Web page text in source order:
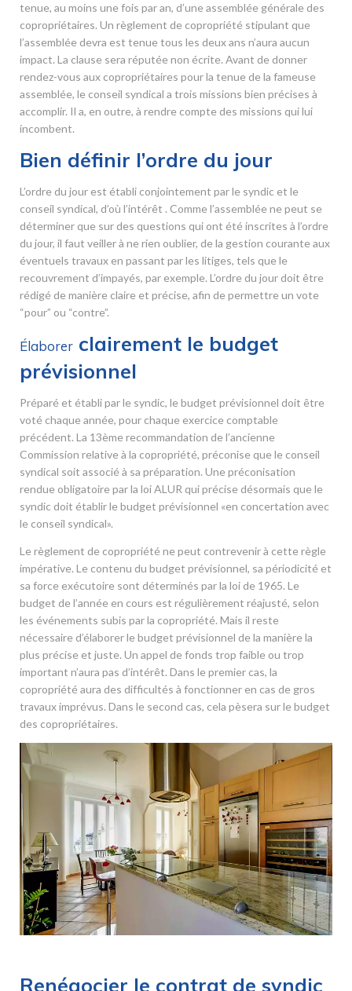
tenue, au moins une fois par an, d’une assemblée générale des
copropriétaires. Un règlement de copropriété stipulant que
l’assemblée devra est tenue tous les deux ans n’aura aucun
impact. La clause sera réputée non écrite. Avant de donner
rendez-vous aux copropriétaires pour la tenue de la fameuse
assemblée, le conseil syndical a trois missions bien précises à
accomplir. Il a, en outre, à rendre compte des missions qui lui
incombent.
Bien définir l’ordre du jour
L’ordre du jour est établi conjointement par le syndic et le
conseil syndical, d’où l’intérêt . Comme l’assemblée ne peut se
déterminer que sur des questions qui ont été inscrites à l’ordre
du jour, il faut veiller à ne rien oublier, de la gestion courante aux
éventuels travaux en passant par les litiges, tels que le
recouvrement d’impayés, par exemple. L’ordre du jour doit être
rédigé de manière claire et précise, afin de permettre un vote
“pour” ou “contre”.
Élaborer clairement le budget
prévisionnel
Préparé et établi par le syndic, le budget prévisionnel doit être
voté chaque année, pour chaque exercice comptable
précédent. La 13ème recommandation de l’ancienne
Commission relative à la copropriété, préconise que le conseil
syndical soit associé à sa préparation. Une préconisation
rendue obligatoire par la loi ALUR qui précise désormais que le
syndic doit établir le budget prévisionnel «en concertation avec
le conseil syndical».
Le règlement de copropriété ne peut contrevenir à cette règle
impérative. Le contenu du budget prévisionnel, sa périodicité et
sa force exécutoire sont déterminés par la loi de 1965. Le
budget de l’année en cours est régulièrement réajusté, selon
les événements subis par la copropriété. Mais il reste
nécessaire d’élaborer le budget prévisionnel de la manière la
plus précise et juste. Un appel de fonds trop faible ou trop
important n’aura pas d’intérêt. Dans le premier cas, la
copropriété aura des difficultés à fonctionner en cas de gros
travaux imprévus. Dans le second cas, cela pèsera sur le budget
des copropriétaires.
Renégocier le contrat de syndic